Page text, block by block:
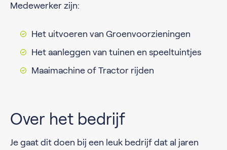
Medewerker zijn:
Het uitvoeren van Groenvoorzieningen
Het aanleggen van tuinen en speeltuintjes
Maaimachine of Tractor rijden
Over het bedrijf
Je gaat dit doen bij een leuk bedrijf dat al jaren